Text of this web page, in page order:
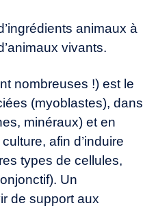
animaux à
vivants.
nombreuses !) est le
(myoblastes), dans
minéraux) et en
afin d’induire
types de cellules,
Un
de support aux